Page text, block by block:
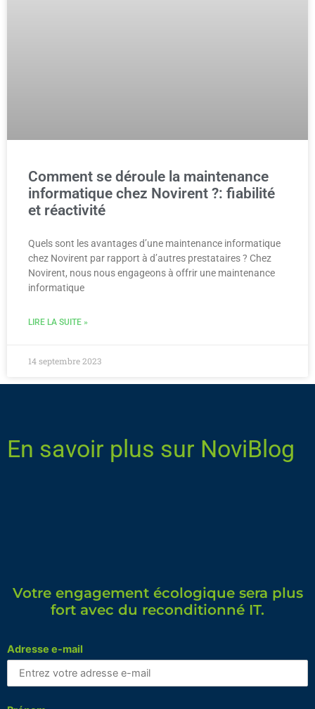
Comment se déroule la maintenance
informatique chez Novirent ?: fiabilité
et réactivité
Quels sont les avantages d’une maintenance informatique
chez Novirent par rapport à d’autres prestataires ? Chez
Novirent, nous nous engageons à offrir une maintenance
informatique
LIRE LA SUITE »
14 septembre 2023
En savoir plus sur NoviBlog
Votre engagement écologique sera plus
fort avec du reconditionné IT.
Adresse e-mail